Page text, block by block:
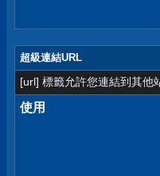
超級連結URL
[url] 標籤允許您連結到其他
使用